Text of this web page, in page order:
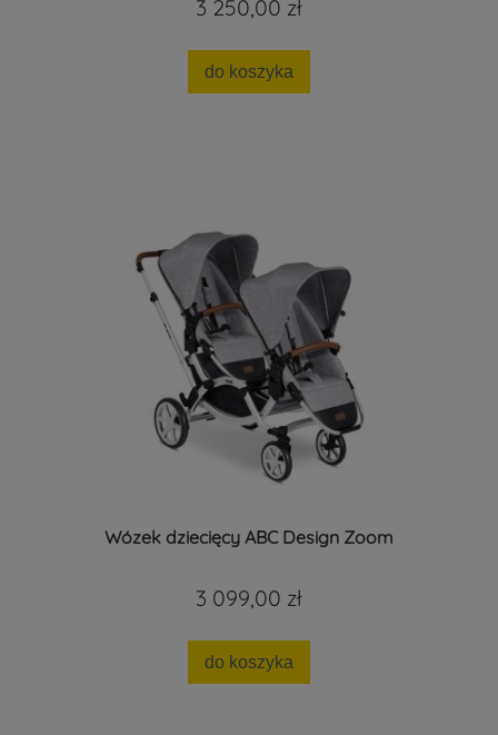
3 250,00 zł
do koszyka
Wózek dziecięcy ABC Design Zoom
3 099,00 zł
do koszyka